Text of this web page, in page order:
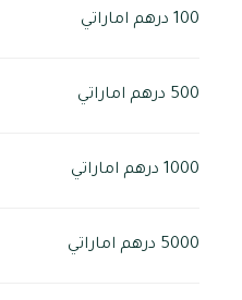
100 درهم اماراتي
500 درهم اماراتي
1000 درهم اماراتي
5000 درهم اماراتي